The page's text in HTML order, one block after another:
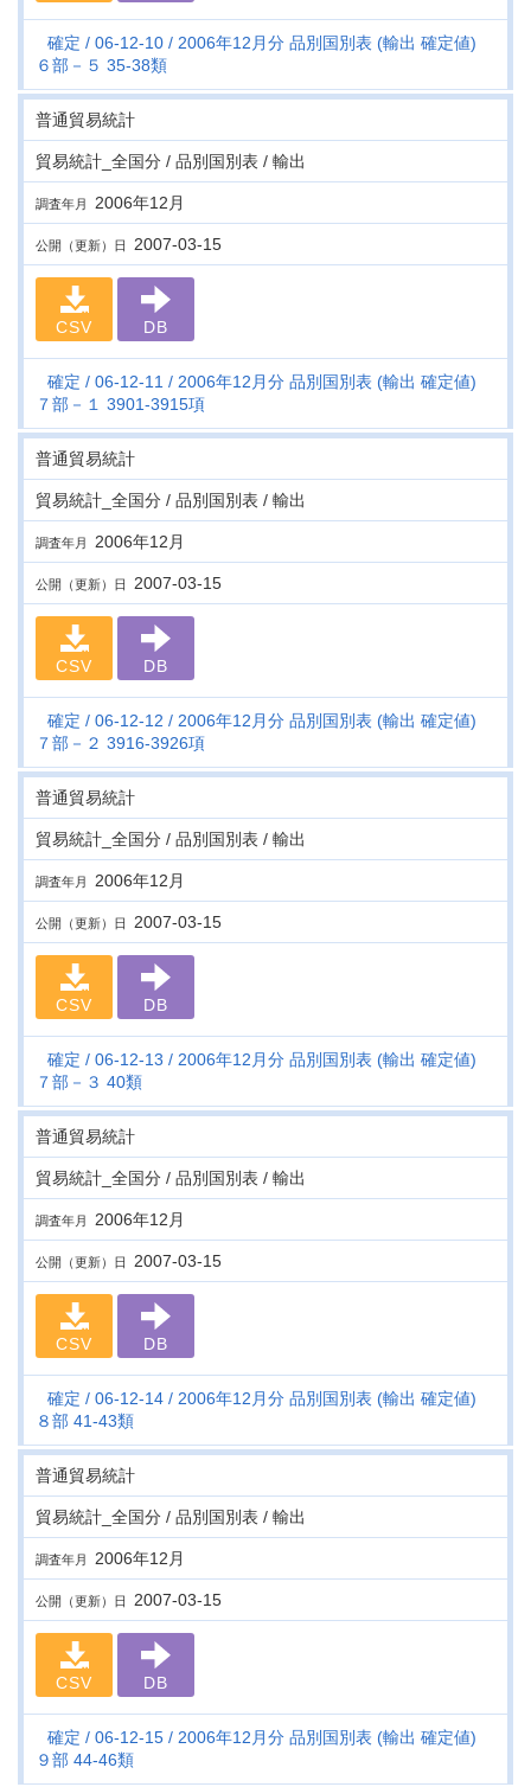
確定 06-12-10
2006年12月分 品別国別表 (輸出 確定値)
６部－５ 35-38類
普通貿易統計
貿易統計_全国分 / 品別国別表 / 輸出
調査年月 2006年12月
公開（更新）日 2007-03-15
CSV DB
確定 06-12-11
2006年12月分 品別国別表 (輸出 確定値)
７部－１ 3901-3915項
普通貿易統計
貿易統計_全国分 / 品別国別表 / 輸出
調査年月 2006年12月
公開（更新）日 2007-03-15
CSV DB
確定 06-12-12
2006年12月分 品別国別表 (輸出 確定値)
７部－２ 3916-3926項
普通貿易統計
貿易統計_全国分 / 品別国別表 / 輸出
調査年月 2006年12月
公開（更新）日 2007-03-15
CSV DB
確定 06-12-13
2006年12月分 品別国別表 (輸出 確定値)
７部－３ 40類
普通貿易統計
貿易統計_全国分 / 品別国別表 / 輸出
調査年月 2006年12月
公開（更新）日 2007-03-15
CSV DB
確定 06-12-14
2006年12月分 品別国別表 (輸出 確定値)
８部 41-43類
普通貿易統計
貿易統計_全国分 / 品別国別表 / 輸出
調査年月 2006年12月
公開（更新）日 2007-03-15
CSV DB
確定 06-12-15
2006年12月分 品別国別表 (輸出 確定値)
９部 44-46類